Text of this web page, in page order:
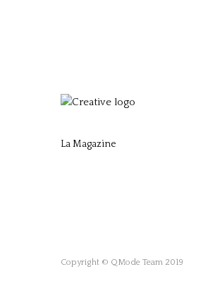
La Magazine
Copyright © QMode Team 2019